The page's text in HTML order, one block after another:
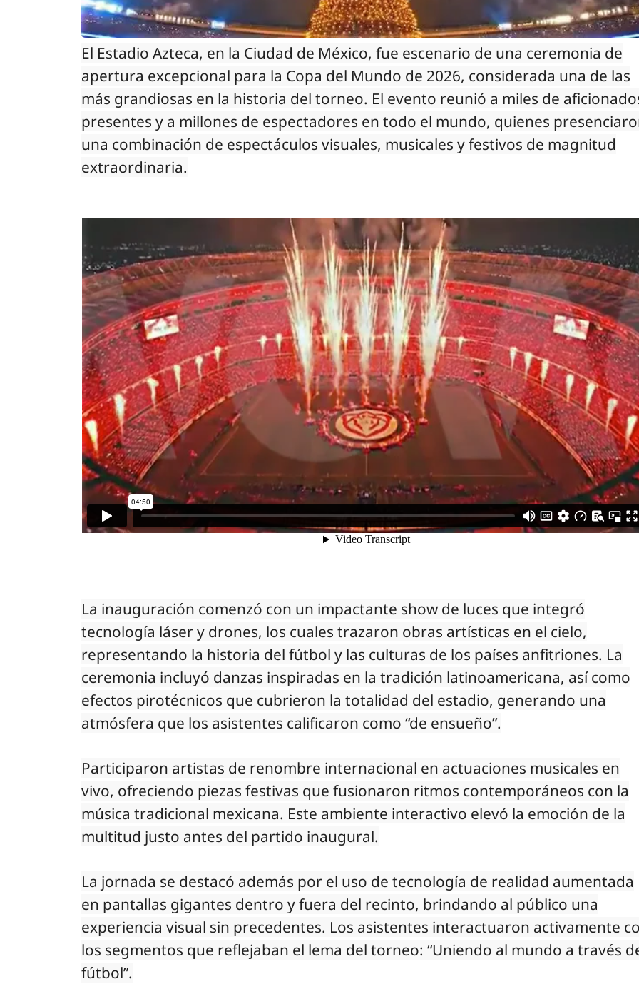
El Estadio Azteca, en la Ciudad de México, fue escenario de una ceremonia de
apertura excepcional para la Copa del Mundo de 2026, considerada una de las
más grandiosas en la historia del torneo. El evento reunió a miles de
presentes y a millones de espectadores en todo el mundo, quienes
una combinación de espectáculos visuales, musicales y festivos de magnitud
extraordinaria.
La inauguración comenzó con un impactante show de luces que integró
tecnología láser y drones, los cuales trazaron obras artísticas en el cielo,
representando la historia del fútbol y las culturas de los países anfitriones. La
ceremonia incluyó danzas inspiradas en la tradición latinoamericana, así como
efectos pirotécnicos que cubrieron la totalidad del estadio, generando una
atmósfera que los asistentes calificaron como “de ensueño”.
Participaron artistas de renombre internacional en actuaciones musicales en
vivo, ofreciendo piezas festivas que fusionaron ritmos contemporáneos con la
música tradicional mexicana. Este ambiente interactivo elevó la emoción de la
multitud justo antes del partido inaugural.
La jornada se destacó además por el uso de tecnología de realidad aumentada
en pantallas gigantes dentro y fuera del recinto, brindando al público una
experiencia visual sin precedentes. Los asistentes interactuaron activamente
los segmentos que reflejaban el lema del torneo: “Uniendo al mundo a través
fútbol”.